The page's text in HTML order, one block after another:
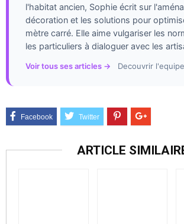
l'habitat ancien, Sophie écrit sur
décoration et les solutions pour
mètre carré. Elle aime vulgariser les
les particuliers à dialoguer avec les
Voir tous ses articles → Decouvrir l'equipe
ARTICLE